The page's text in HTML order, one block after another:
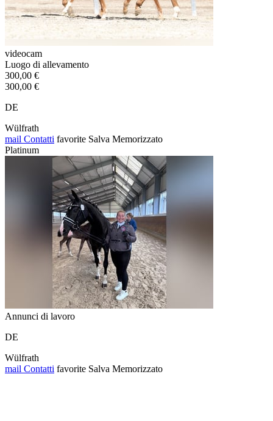
videocam
Luogo di allevamento
300,00 €
300,00 €
DE
Wülfrath
mail Contatti favorite Salva Memorizzato
Platinum
Annunci di lavoro
DE
Wülfrath
mail Contatti favorite Salva Memorizzato